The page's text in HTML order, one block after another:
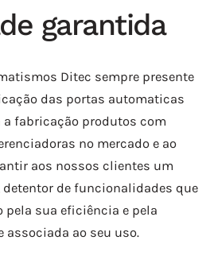
garantida
Ditec sempre presente
das portas automaticas
fabricação produtos com
no mercado e ao
aos nossos clientes um
detentor de funcionalidades que
pela sua eficiência e pela
ao seu uso.